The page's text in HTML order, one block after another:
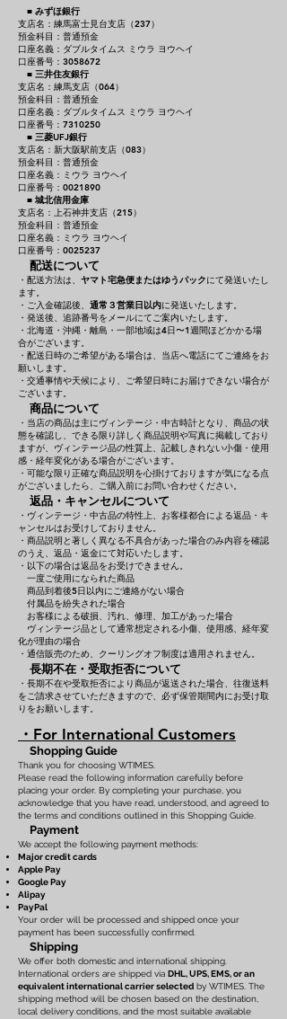
■ みずほ銀行
支店名：練馬富士見台支店（237）
預金科目：普通預金
口座名義：ダブルタイムス ミウラ ヨウヘイ
口座番号：3058672
■ 三井住友銀行
支店名：練馬支店（064）
預金科目：普通預金
口座名義：ダブルタイムス ミウラ ヨウヘイ
口座番号：7310250
■ 三菱UFJ銀行
支店名：新大阪駅前支店（083）
預金科目：普通預金
口座名義：ミウラ ヨウヘイ
口座番号：0021890
■ 城北信用金庫
支店名：上石神井支店（215）
預金科目：普通預金
口座名義：ミウラ ヨウヘイ
口座番号：0025237
配送について
・配送方法は、 ヤマト宅急便またはゆうパックにて発送いたし
ます。
・ご入金確認後、 通常３営業日以内に発送いたします。
・発送後、追跡番号をメールにてご案内いたします。
・北海道・沖縄・離島・一部地域は4日〜1週間ほどかかる場
合がございます。
・配送日時のご希望がある場合は、当店へ電話にてご連絡をお
願いします。
・交通事情や天候により、ご希望日時にお届けできない場合が
ございます。
商品について
・当店の商品は主にヴィンテージ・中古時計となり、商品の状
態を確認し、できる限り詳しく商品説明や写真に掲載しており
ますが、ヴィンテージ品の性質上、記載しきれない小傷・使用
感・経年変化がある場合がございます。
・可能な限り正確な商品説明を心掛けておりますが気になる点
がございましたら、ご購入前にお問い合わせください。
返品・キャンセルについて
・ヴィンテージ・中古品の特性上、お客様都合による返品・キ
ャンセルはお受けしておりません。
・商品説明と著しく異なる不具合があった場合のみ内容を確認
のうえ、返品・返金にて対応いたします。
・以下の場合は返品をお受けできません。
一度ご使用になられた商品
商品到着後5日以内にご連絡がない場合
付属品を紛失された場合
お客様による破損、汚れ、修理、加工があった場合
ヴィンテージ品として通常想定される小傷、使用感、経年変
化が理由の場合
・通信販売のため、クーリングオフ制度は適用されません。
長期不在・受取拒否について
・長期不在や受取拒否により商品が返送された場合、往復送料
をご請求させていただきますので、必ず保管期間内にお受け取
りをお願いします。
・For International Customers
Shopping Guide
Thank you for choosing WTIMES.
Please read the following information carefully before
placing your order. By completing your purchase, you
acknowledge that you have read, understood, and agreed to
the terms and conditions outlined in this Shopping Guide.
Payment
We accept the following payment methods:
Major credit cards
Apple Pay
Google Pay
Alipay
PayPal
Your order will be processed and shipped once your
payment has been successfully confirmed.
Shipping
We offer both domestic and international shipping.
International orders are shipped via DHL, UPS, EMS, or an
equivalent international carrier selected by WTIMES. The
shipping method will be chosen based on the destination,
local delivery conditions, and the most suitable available